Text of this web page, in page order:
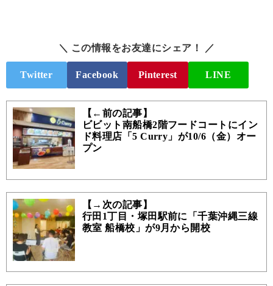
＼ この情報をお友達にシェア！ ／
Twitter Facebook Pinterest LINE
【←前の記事】
ビビット南船橋2階フードコートにイン
ド料理店「5 Curry」が10/6（金）オー
プン
【→次の記事】
行田1丁目・塚田駅前に「千葉沖縄三線
教室 船橋校」が9月から開校